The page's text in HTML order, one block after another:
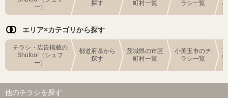
ー）
探す
町村一覧
ラシ一覧
エリア×カテゴリから探す
チラシ・広告掲載の
Shufoo!（シュフ
ー）
都道府県から
探す
茨城県の市区
町村一覧
小美玉市のチ
ラシ一覧
他のチラシを探す